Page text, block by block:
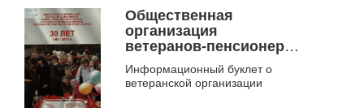
Общественная
организация
ветеранов-пенсионеров
войны, труда, военной
службы и
правоохранительных
Информационный буклет о
ветеранской организации